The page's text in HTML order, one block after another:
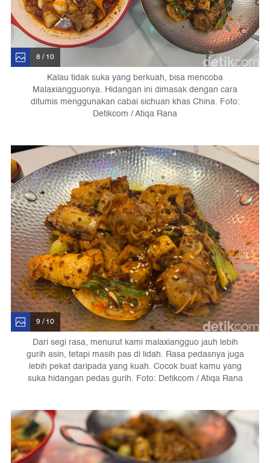
8 / 10
Kalau tidak suka yang berkuah, bisa mencoba
Malaxiangguonya. Hidangan ini dimasak dengan cara
ditumis menggunakan cabai sichuan khas China. Foto:
Detikcom / Atiqa Rana
9 / 10
Dari segi rasa, menurut kami malaxiangguo jauh lebih
gurih asin, tetapi masih pas di lidah. Rasa pedasnya juga
lebih pekat daripada yang kuah. Cocok buat kamu yang
suka hidangan pedas gurih. Foto: Detikcom / Atiqa Rana